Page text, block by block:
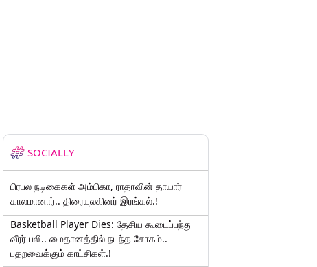
SOCIALLY
பிரபல நடிகைகள் அம்பிகா, ராதாவின் தாயார்
காலமானார்.. திரையுலகினர் இரங்கல்.!
Basketball Player Dies: தேசிய கூடைப்பந்து
வீரர் பலி.. மைதானத்தில் நடந்த சோகம்..
பதறவைக்கும் காட்சிகள்.!